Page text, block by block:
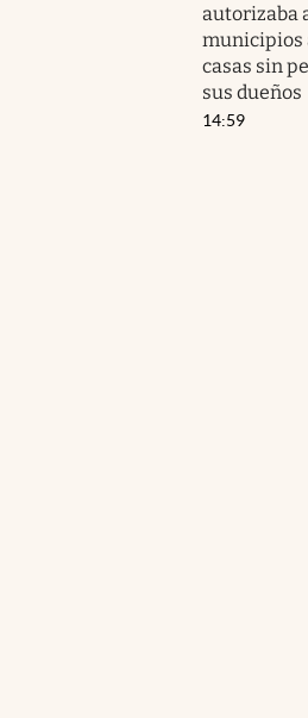
autorizaba
municipios
casas sin
sus dueños
14:59